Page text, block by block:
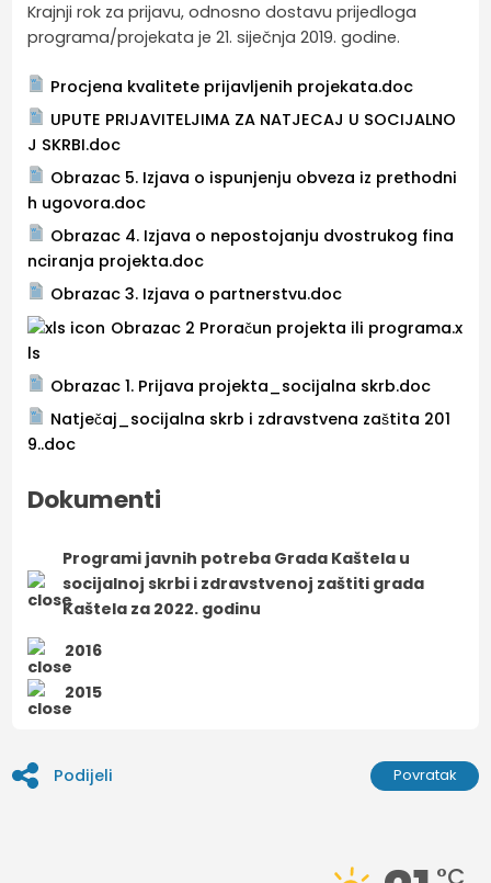
Krajnji rok za prijavu, odnosno dostavu prijedloga
programa/projekata je 21. siječnja 2019. godine.
Procjena kvalitete prijavljenih projekata.doc
UPUTE PRIJAVITELJIMA ZA NATJECAJ U SOCIJALNO
J SKRBI.doc
Obrazac 5. Izjava o ispunjenju obveza iz prethodni
h ugovora.doc
Obrazac 4. Izjava o nepostojanju dvostrukog fina
nciranja projekta.doc
Obrazac 3. Izjava o partnerstvu.doc
Obrazac 2 Proračun projekta ili programa.x
ls
Obrazac 1. Prijava projekta_socijalna skrb.doc
Natječaj_socijalna skrb i zdravstvena zaštita 201
9..doc
Dokumenti
Programi javnih potreba Grada Kaštela u
socijalnoj skrbi i zdravstvenoj zaštiti grada
Kaštela za 2022. godinu
2016
2015
Podijeli Povratak